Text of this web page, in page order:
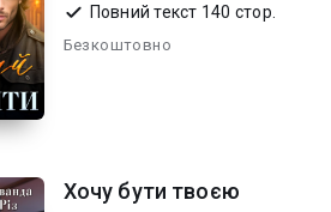
дівчина,дуже емоційно_перше
кохання
Повний текст 140 стор.
Безкоштовно
Хочу бути твоєю